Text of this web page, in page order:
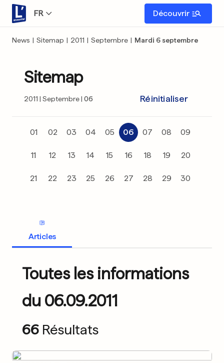
FR Découvrir
News | Sitemap | 2011 | Septembre | Mardi 6 septembre
Sitemap
2011 Septembre 06 Réinitialiser
01 02 03 04 05 06 07 08 09
11 12 13 14 15 16 18 19 20
21 22 23 25 26 27 28 29 30
Articles
Toutes les informations
du 06.09.2011
66 Résultats